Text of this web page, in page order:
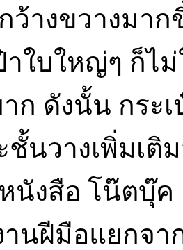
างขวางมาก
าใบใหญ่ๆ ก็ไ
ก ดังนั้น กระ
นวางเพิ่มเติ
นังสือ โน๊ตบุ๊ค
านฝีมือแยกจ